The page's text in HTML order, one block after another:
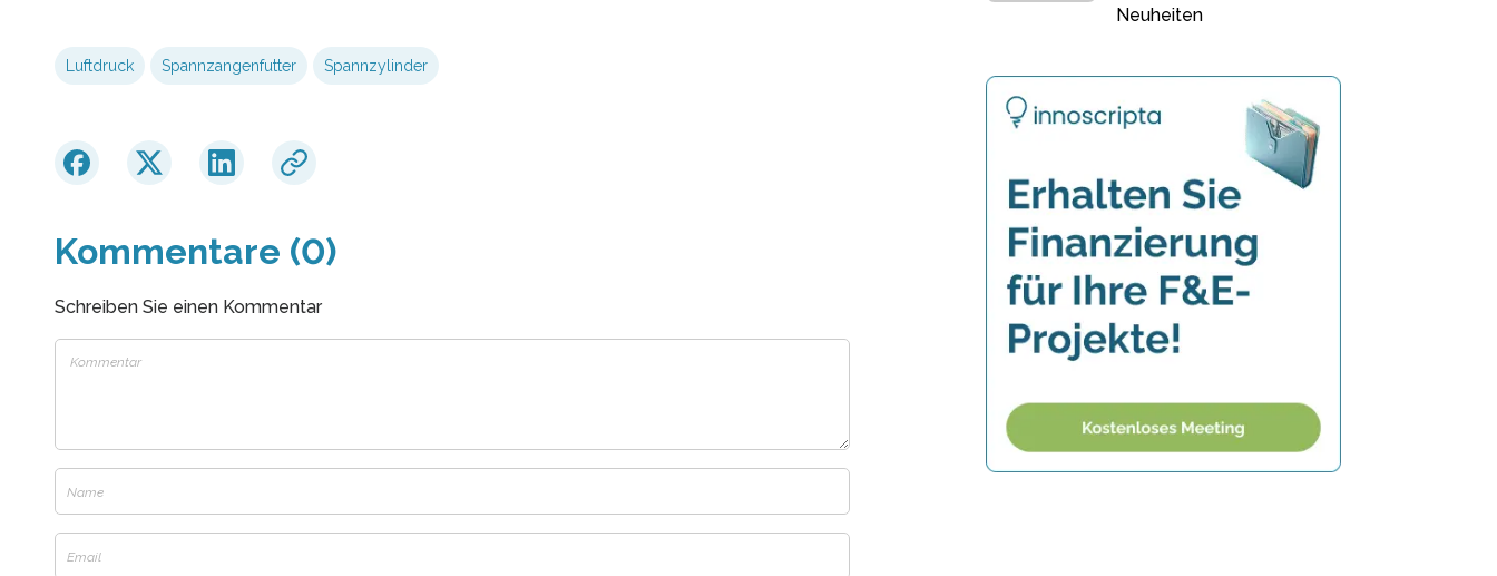
Luftdruck Spannzangenfutter Spannzylinder
Kommentare (0)
Schreiben Sie einen Kommentar
Neuheiten